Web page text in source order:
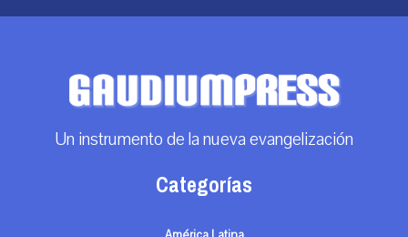
Un instrumento de la nueva evangelización
Categorías